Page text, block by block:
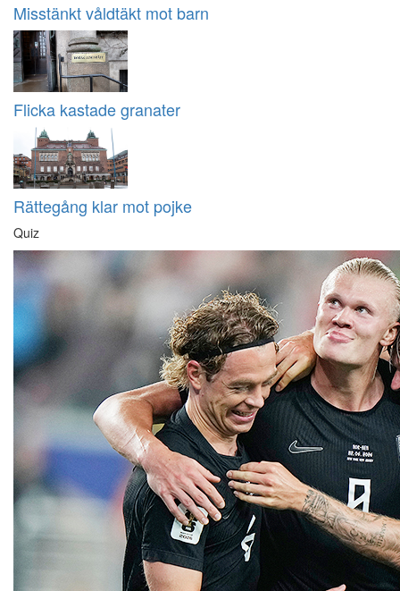
Misstänkt våldtäkt mot barn
Flicka kastade granater
Rättegång klar mot pojke
Quiz